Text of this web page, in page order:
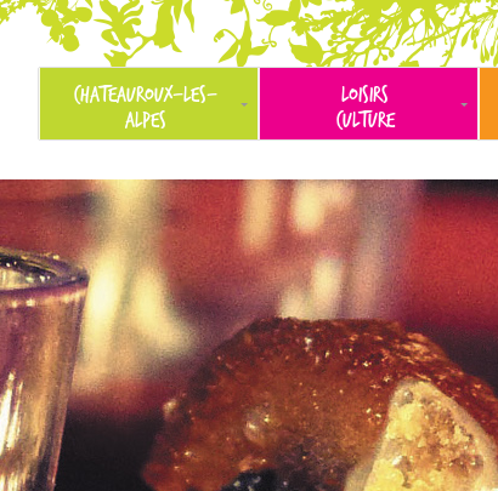
CHATEAUROUX-LES-
ALPES
LOISIRS
CULTURE